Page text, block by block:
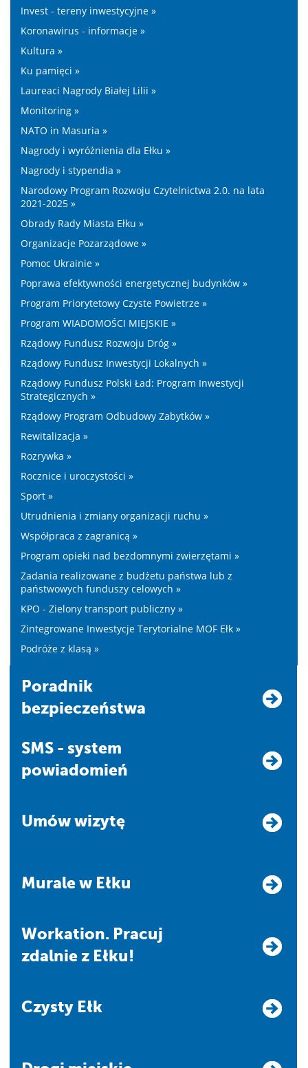
Invest - tereny inwestycyjne »
Koronawirus - informacje »
Kultura »
Ku pamięci »
Laureaci Nagrody Białej Lilii »
Monitoring »
NATO in Masuria »
Nagrody i wyróżnienia dla Ełku »
Nagrody i stypendia »
Narodowy Program Rozwoju Czytelnictwa 2.0. na lata
2021-2025 »
Obrady Rady Miasta Ełku »
Organizacje Pozarządowe »
Pomoc Ukrainie »
Poprawa efektywności energetycznej budynków »
Program Priorytetowy Czyste Powietrze »
Program WIADOMOŚCI MIEJSKIE »
Rządowy Fundusz Rozwoju Dróg »
Rządowy Fundusz Inwestycji Lokalnych »
Rządowy Fundusz Polski Ład: Program Inwestycji
Strategicznych »
Rządowy Program Odbudowy Zabytków »
Rewitalizacja »
Rozrywka »
Rocznice i uroczystości »
Sport »
Utrudnienia i zmiany organizacji ruchu »
Współpraca z zagranicą »
Program opieki nad bezdomnymi zwierzętami »
Zadania realizowane z budżetu państwa lub z
państwowych funduszy celowych »
KPO - Zielony transport publiczny »
Zintegrowane Inwestycje Terytorialne MOF Ełk »
Podróże z klasą »
Poradnik
bezpieczeństwa
SMS - system
powiadomień
Umów wizytę
Murale w Ełku
Workation. Pracuj
zdalnie z Ełku!
Czysty Ełk